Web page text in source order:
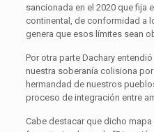
sancionada en el 2020 que fija
continental, de conformidad a
genera que esos límites sean
Por otra parte Dachary
nuestra soberanía colisiona
hermandad de nuestros
proceso de integración entre
Cabe destacar que dicho